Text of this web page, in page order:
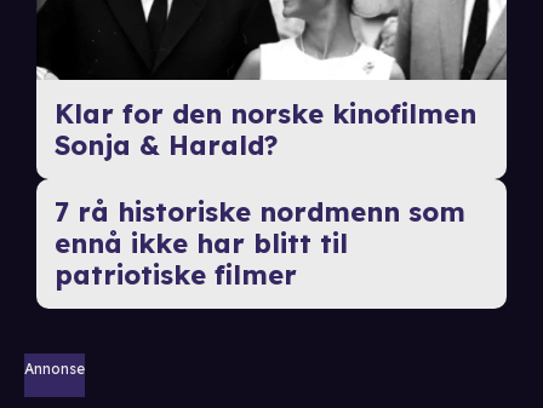
Klar for den norske kinofilmen
Sonja & Harald?
7 rå historiske nordmenn som
ennå ikke har blitt til
patriotiske filmer
Annonse